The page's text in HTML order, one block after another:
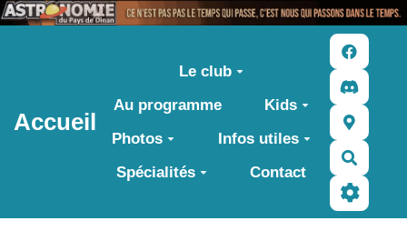
Accueil
Le club
Au programme
Kids
Photos
Infos utiles
Spécialités
Contact